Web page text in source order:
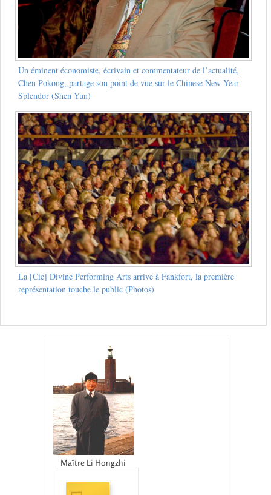
Un éminent économiste, écrivain et commentateur de l’actualité,
Chen Pokong, partage son point de vue sur le Chinese New Year
Splendor (Shen Yun)
La [Cie] Divine Performing Arts arrive à Fankfort, la première
représentation touche le public (Photos)
Maître Li Hongzhi